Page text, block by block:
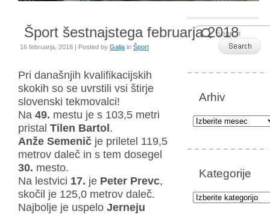
Šport šestnajstega februarja 2018
16 februarja, 2018 | Posted by Galja in Šport
Pri današnjih kvalifikacijskih
skokih so se uvrstili vsi štirje
slovenski tekmovalci!
Na 49. mestu je s 103,5 metri
pristal Tilen Bartol .
Anže Semenič je priletel 119,5
metrov daleč in s tem dosegel
30. mesto.
Na lestvici 17. je Peter Prevc,
skočil je 125,0 metrov daleč.
Najbolje je uspelo Jerneju
Arhiv
Arhiv
Kategorije
Kategorije